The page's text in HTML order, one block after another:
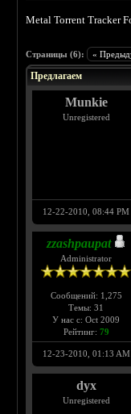
Metal Torrent Tracker
Страницы (6): «
Предлагаем
Munkie
Unregistered
12-22-2010, 08:44 PM
zzashpaupat
Administrator
Сообщений: 1,275
Темы: 31
У нас с: Oct 2009
Рейтинг: 79
12-23-2010, 01:13 AM
dyx
Unregistered